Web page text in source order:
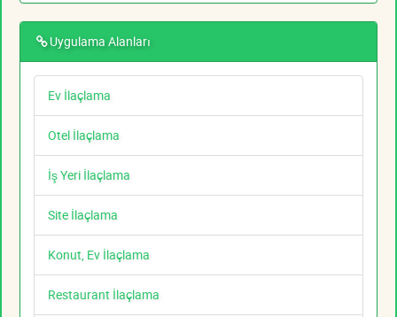
Uygulama Alanları
Ev İlaçlama
Otel İlaçlama
İş Yeri İlaçlama
Site İlaçlama
Konut, Ev İlaçlama
Restaurant İlaçlama